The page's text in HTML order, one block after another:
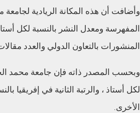
وأضافت أن هذه المكانة الريادية
المفهرسة ومعدل النشر بالنسبة لكل
المنشورات بالتعاون الدولي والعدد
وبحسب المصدر ذاته فإن جامعة محمد
لكل أستاذ ، والرتبة الثانية في إفريقيا
الأخرى.